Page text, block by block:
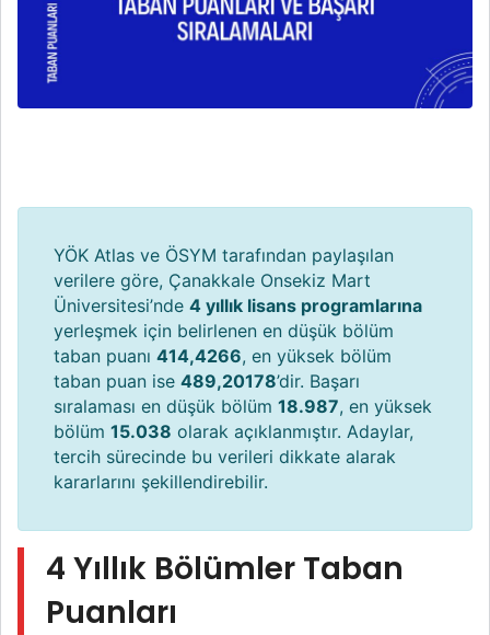
YÖK Atlas ve ÖSYM tarafından paylaşılan
verilere göre, Çanakkale Onsekiz Mart
Üniversitesi’nde 4 yıllık lisans programlarına
yerleşmek için belirlenen en düşük bölüm
taban puanı 414,4266, en yüksek bölüm
taban puan ise 489,20178’dir. Başarı
sıralaması en düşük bölüm 18.987, en yüksek
bölüm 15.038 olarak açıklanmıştır. Adaylar,
tercih sürecinde bu verileri dikkate alarak
kararlarını şekillendirebilir.
4 Yıllık Bölümler Taban
Puanları